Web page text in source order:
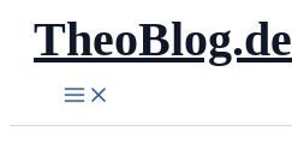
Zum
Inhalt
springen
TheoBlog.de